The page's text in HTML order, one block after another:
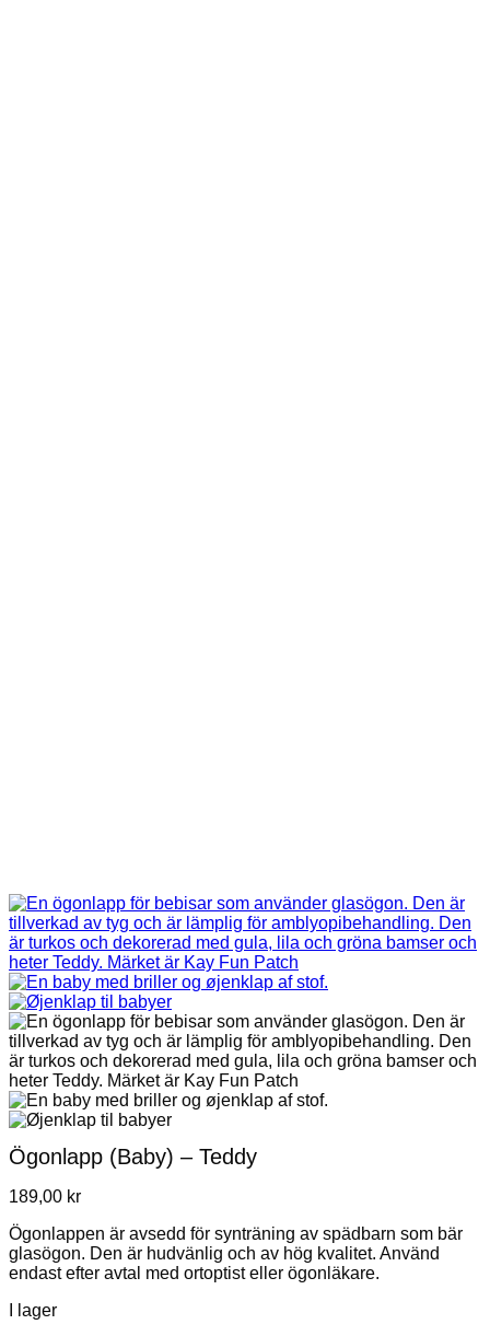
Ögonlapp (Baby) – Teddy
189,00 kr
Ögonlappen är avsedd för synträning av spädbarn som bär
glasögon. Den är hudvänlig och av hög kvalitet. Använd
endast efter avtal med ortoptist eller ögonläkare.
I lager